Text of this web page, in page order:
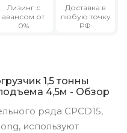
Лизингс
авансом от
0%
Доставка в
любую точку
РФ
1,5 тонны
4,5м - Обзор
ряда CPCD15,
используют